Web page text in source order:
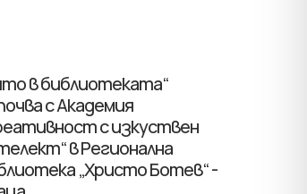
в библиотеката“
с Академия
с изкуствен
в Регионална
„Христо Ботев“ -